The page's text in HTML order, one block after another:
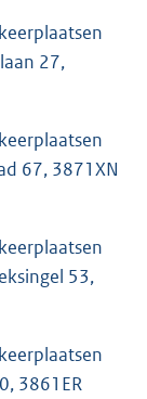
27,
67, 3871XN
53,
3861ER